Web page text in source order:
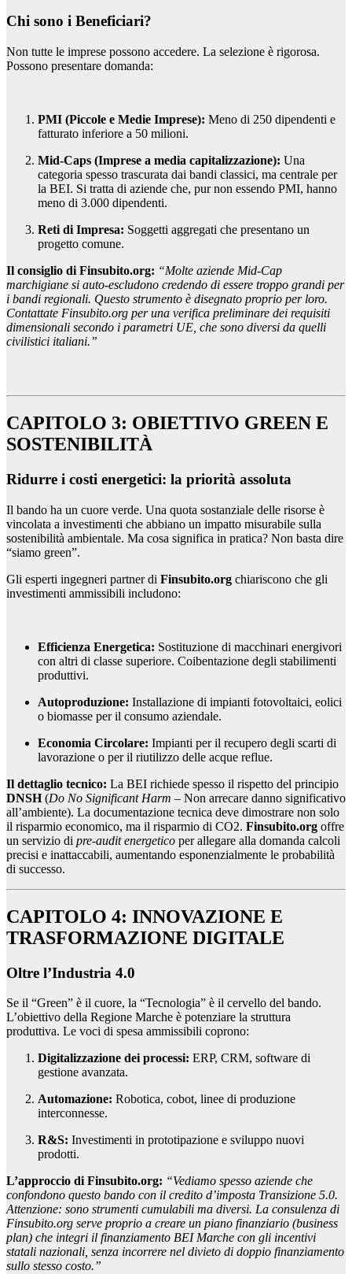
Chi sono i Beneficiari?
Non tutte le imprese possono accedere. La selezione è rigorosa.
Possono presentare domanda:
PMI (Piccole e Medie Imprese): Meno di 250 dipendenti e
fatturato inferiore a 50 milioni.
Mid-Caps (Imprese a media capitalizzazione): Una
categoria spesso trascurata dai bandi classici, ma centrale per
la BEI. Si tratta di aziende che, pur non essendo PMI, hanno
meno di 3.000 dipendenti.
Reti di Impresa: Soggetti aggregati che presentano un
progetto comune.
Il consiglio di Finsubito.org: “Molte aziende Mid-Cap
marchigiane si auto-escludono credendo di essere troppo grandi per
i bandi regionali. Questo strumento è disegnato proprio per loro.
Contattate Finsubito.org per una verifica preliminare dei requisiti
dimensionali secondo i parametri UE, che sono diversi da quelli
civilistici italiani.”
CAPITOLO 3: OBIETTIVO GREEN E
SOSTENIBILITÀ
Ridurre i costi energetici: la priorità assoluta
Il bando ha un cuore verde. Una quota sostanziale delle risorse è
vincolata a investimenti che abbiano un impatto misurabile sulla
sostenibilità ambientale. Ma cosa significa in pratica? Non basta dire
“siamo green”.
Gli esperti ingegneri partner di Finsubito.org chiariscono che gli
investimenti ammissibili includono:
Efficienza Energetica: Sostituzione di macchinari energivori
con altri di classe superiore. Coibentazione degli stabilimenti
produttivi.
Autoproduzione: Installazione di impianti fotovoltaici, eolici
o biomasse per il consumo aziendale.
Economia Circolare: Impianti per il recupero degli scarti di
lavorazione o per il riutilizzo delle acque reflue.
Il dettaglio tecnico: La BEI richiede spesso il rispetto del principio
DNSH(Do No Significant Harm – Non arrecare danno significativo
all’ambiente). La documentazione tecnica deve dimostrare non solo
il risparmio economico, ma il risparmio di CO2. Finsubito.org offre
un servizio di pre-audit energetico per allegare alla domanda calcoli
precisi e inattaccabili, aumentando esponenzialmente le probabilità
di successo.
CAPITOLO 4: INNOVAZIONE E
TRASFORMAZIONE DIGITALE
Oltre l’Industria 4.0
Se il “Green” è il cuore, la “Tecnologia” è il cervello del bando.
L’obiettivo della Regione Marche è potenziare la struttura
produttiva. Le voci di spesa ammissibili coprono:
Digitalizzazione dei processi: ERP, CRM, software di
gestione avanzata.
Automazione: Robotica, cobot, linee di produzione
interconnesse.
R&S: Investimenti in prototipazione e sviluppo nuovi
prodotti.
L’approccio di Finsubito.org: “Vediamo spesso aziende che
confondono questo bando con il credito d’imposta Transizione 5.0.
Attenzione: sono strumenti cumulabili ma diversi. La consulenza di
Finsubito.org serve proprio a creare un piano finanziario (business
plan) che integri il finanziamento BEI Marche con gli incentivi
statali nazionali, senza incorrere nel divieto di doppio finanziamento
sullo stesso costo.”